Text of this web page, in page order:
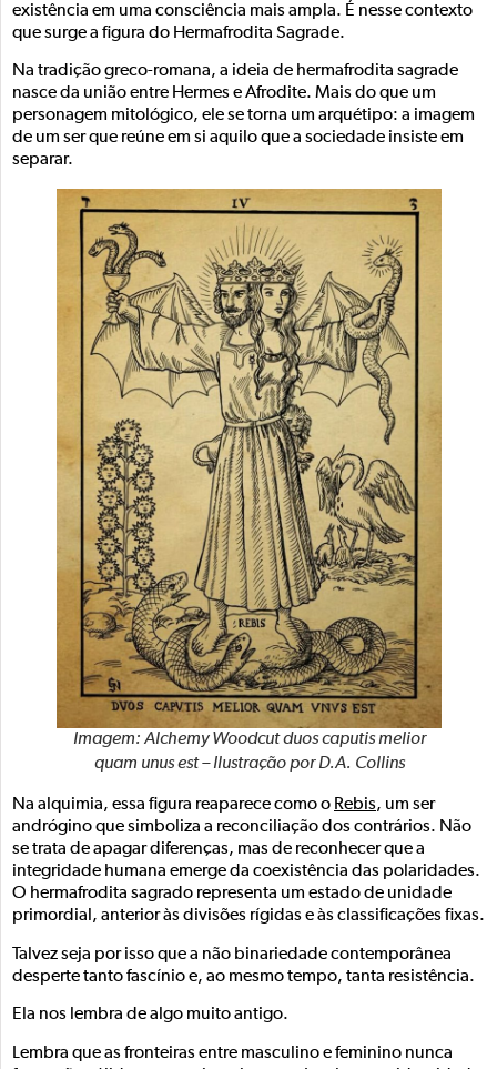
existência em uma consciência mais ampla. É nesse contexto
que surge a figura do Hermafrodita Sagrade.
Na tradição greco-romana, a ideia de hermafrodita sagrade
nasce da união entre Hermes e Afrodite. Mais do que um
personagem mitológico, ele se torna um arquétipo: a imagem
de um ser que reúne em si aquilo que a sociedade insiste em
separar.
Imagem: Alchemy Woodcut duos caputis melior
quam unus est – Ilustração por D.A. Collins
Na alquimia, essa figura reaparece como o Rebis, um ser
andrógino que simboliza a reconciliação dos contrários. Não
se trata de apagar diferenças, mas de reconhecer que a
integridade humana emerge da coexistência das polaridades.
O hermafrodita sagrado representa um estado de unidade
primordial, anterior às divisões rígidas e às classificações fixas.
Talvez seja por isso que a não binariedade contemporânea
desperte tanto fascínio e, ao mesmo tempo, tanta resistência.
Ela nos lembra de algo muito antigo.
Lembra que as fronteiras entre masculino e feminino nunca